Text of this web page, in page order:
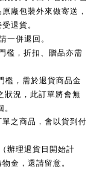
廠包裝外來做寄送，
退貨。
一併退回。
檻，折扣、贈品亦需
檻，需於退貨商品金
狀況，此訂單將會無
之商品，會以貨到付
辦理退貨日開始計
金，還請留意。